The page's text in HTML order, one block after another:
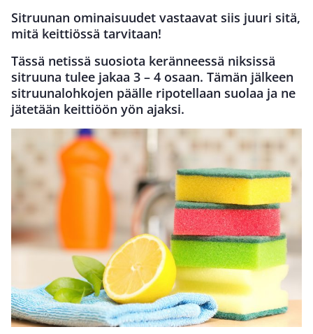
Sitruunan ominaisuudet vastaavat siis juuri sitä,
mitä keittiössä tarvitaan!
Tässä netissä suosiota keränneessä niksissä
sitruuna tulee jakaa 3 – 4 osaan. Tämän jälkeen
sitruunalohkojen päälle ripotellaan suolaa ja ne
jätetään keittiöön yön ajaksi.